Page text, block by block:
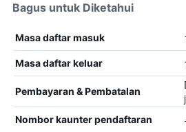
Bagus untuk Diketahui
Masa daftar masuk
Masa daftar keluar
Pembayaran & Pembatalan
Nombor kaunter pendaftaran